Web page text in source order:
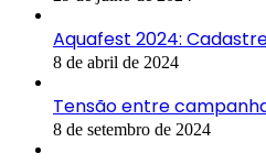
Aquafest 2024:
8 de abril de 2024
Tensão entre
8 de setembro de 2024